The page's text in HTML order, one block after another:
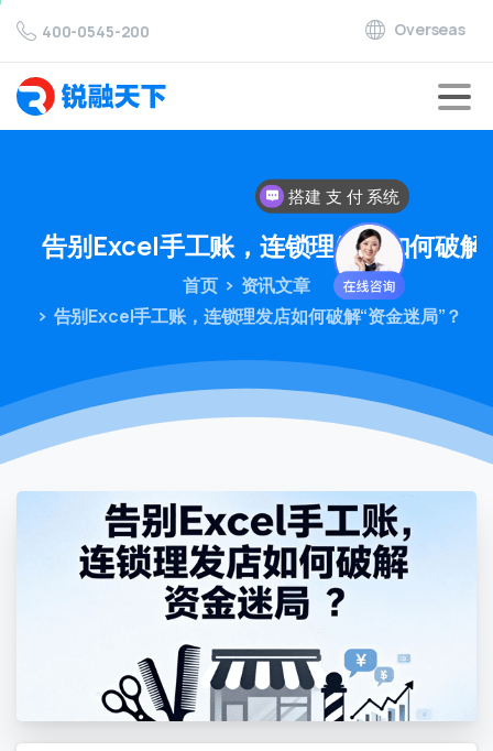
400-0545-200 Overseas
告别Excel手工账，连锁理发店如何破解
首页
资讯文章
告别Excel手工账，连锁理发店如何破解“资金迷局”？
搭建 支 付 系统